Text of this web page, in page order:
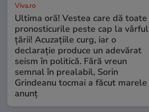
Viva.ro
Ultima oră! Vestea care dă toate
pronosticurile peste cap la vârful
țării! Acuzațiile curg, iar o
declarație produce un adevărat
seism în politică. Fără vreun
semnal în prealabil, Sorin
Grindeanu tocmai a făcut marele
anunț